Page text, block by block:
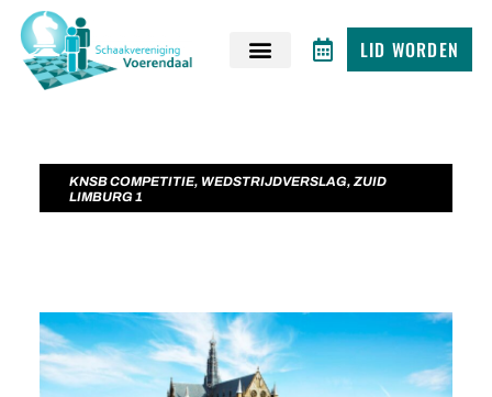
LID WORDEN
KNSB COMPETITIE, WEDSTRIJDVERSLAG,ZUID
LIMBURG 1